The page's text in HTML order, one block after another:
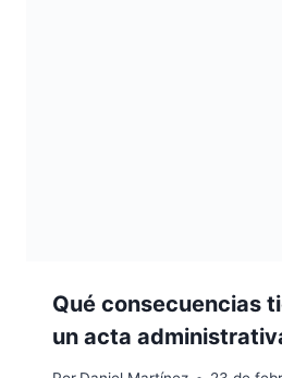
Qué consecuencias
un acta